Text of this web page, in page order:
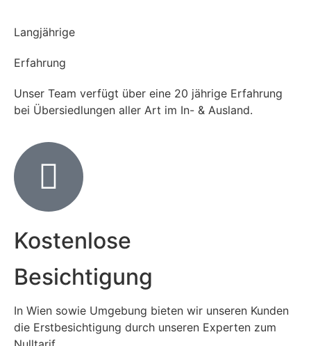
Langjährige
Erfahrung
Unser Team verfügt über eine 20 jährige Erfahrung
bei Übersiedlungen aller Art im In- & Ausland.
Kostenlose
Besichtigung
In Wien sowie Umgebung bieten wir unseren Kunden
die Erstbesichtigung durch unseren Experten zum